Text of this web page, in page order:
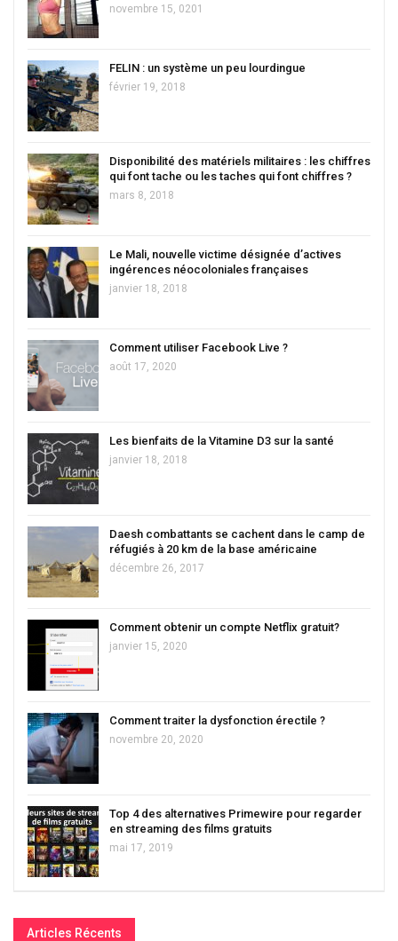
novembre 15, 0201
FELIN : un système un peu lourdingue
février 19, 2018
Disponibilité des matériels militaires : les chiffres
qui font tache ou les taches qui font chiffres ?
mars 8, 2018
Le Mali, nouvelle victime désignée d’actives
ingérences néocoloniales françaises
janvier 18, 2018
Comment utiliser Facebook Live ?
août 17, 2020
Les bienfaits de la Vitamine D3 sur la santé
janvier 18, 2018
Daesh combattants se cachent dans le camp de
réfugiés à 20 km de la base américaine
décembre 26, 2017
Comment obtenir un compte Netflix gratuit?
janvier 15, 2020
Comment traiter la dysfonction érectile ?
novembre 20, 2020
Top 4 des alternatives Primewire pour regarder
en streaming des films gratuits
mai 17, 2019
Articles Récents